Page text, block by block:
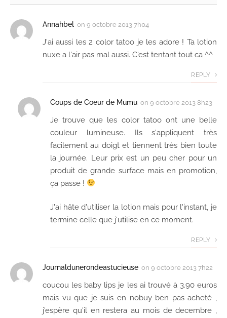
Annahbel on 9 octobre 2013 7h04
J'ai aussi les 2 color tatoo je les adore ! Ta lotion
nuxe a l'air pas mal aussi. C'est tentant tout ca ^^
REPLY
Coups de Coeur de Mumu on 9 octobre 2013 8h23
Je trouve que les color tatoo ont une belle
couleur lumineuse. Ils s'appliquent très
facilement au doigt et tiennent très bien toute
la journée. Leur prix est un peu cher pour un
produit de grande surface mais en promotion,
ça passe !
J'ai hâte d'utiliser la lotion mais pour l'instant, je
termine celle que j'utilise en ce moment.
REPLY
Journaldunerondeastucieuse on 9 octobre 2013 7h22
coucou les baby lips je les ai trouvé à 3.90 euros
mais vu que je suis en nobuy ben pas acheté ,
j'espère qu'il en restera au mois de decembre ,